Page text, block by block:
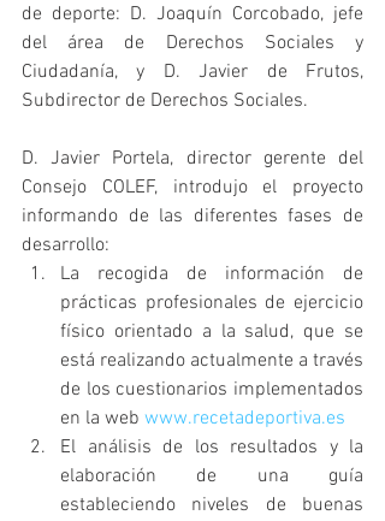
de deporte: D. Joaquín Corcobado, jefe
del área de Derechos Sociales y
Ciudadanía, y D. Javier de Frutos,
Subdirector de Derechos Sociales.
D. Javier Portela, director gerente del
Consejo COLEF, introdujo el proyecto
informando de las diferentes fases de
desarrollo:
La recogida de información de
prácticas profesionales de ejercicio
físico orientado a la salud, que se
está realizando actualmente a través
de los cuestionarios implementados
en la web www.recetadeportiva.es
El análisis de los resultados y la
elaboración de una guía
estableciendo niveles de buenas